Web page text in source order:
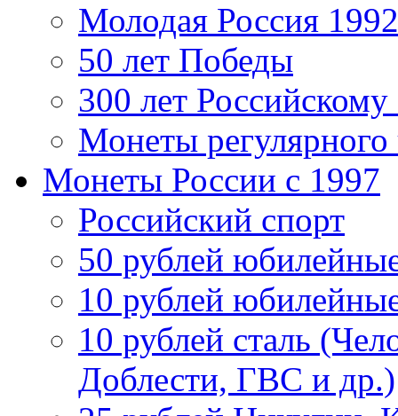
Молодая Россия
50 лет Победы
300 лет
Монеты
Монеты России c 1997
Российский спорт
50 рублей
10 рублей
10 рублей сталь
Доблести, ГВС и др.)